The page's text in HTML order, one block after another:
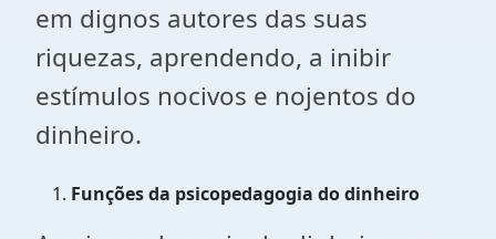
em dignos autores das suas
riquezas, aprendendo, a inibir
estímulos nocivos e nojentos do
dinheiro.
Funções da psicopedagogia do dinheiro